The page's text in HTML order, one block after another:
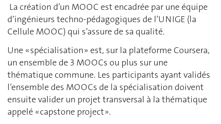
La création d’un MOOC est encadrée par une équipe
d’ingénieurs techno-pédagogiques de l’UNIGE (la
Cellule MOOC) qui s’assure de sa qualité.
Une « spécialisation » est, sur la plateforme Coursera,
un ensemble de 3 MOOCs ou plus sur une
thématique commune. Les participants ayant validés
l’ensemble des MOOCs de la spécialisation doivent
ensuite valider un projet transversal à la thématique
appelé « capstone project ».